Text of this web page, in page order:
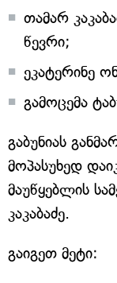
თამარ
წევრი;
ეკატერინე
გამოცემა
გაბუნიას
მოპასუხედ
მაუწყებლის
კაკაბაძე.
გაიგეთ მეტი: